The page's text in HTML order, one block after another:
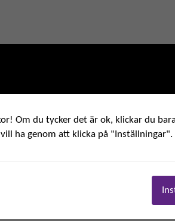
med vår integritet?
Om du tycker det är ok, klickar du
ha genom att klicka på "Inställningar".